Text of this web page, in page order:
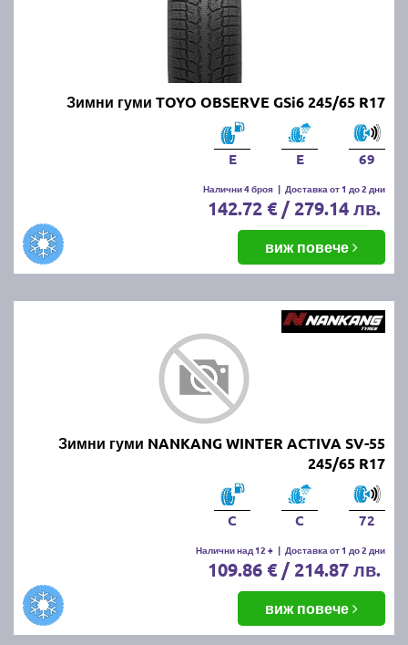
Зимни гуми TOYO OBSERVE GSi6 245/65 R17
E E 69
Налични 4 броя | Доставка от 1 до 2 дни
142.72 € / 279.14 лв.
виж повече
Зимни гуми NANKANG WINTER ACTIVA SV-55
245/65 R17
C C 72
Налични над 12 + | Доставка от 1 до 2 дни
109.86 € / 214.87 лв.
виж повече